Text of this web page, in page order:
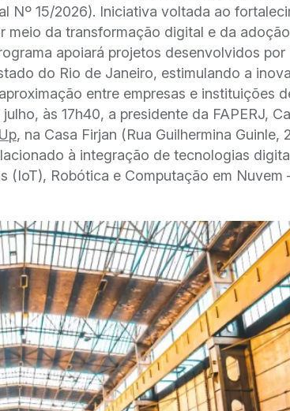
Nº 15/2026). Iniciativa voltada ao
meio da transformação digital e da
apoiará projetos desenvolvidos por
do Rio de Janeiro, estimulando a
entre empresas e instituições
às 17h40, a presidente da FAPERJ,
, na Casa Firjan (Rua Guilhermina Guinle,
à integração de tecnologias
(IoT), Robótica e Computação em Nuvem